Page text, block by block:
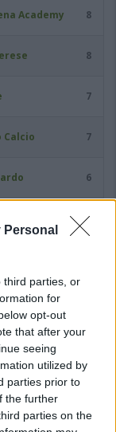
Personal
third parties, or
for
opt-out
that after your
seeing
utilized by
parties prior to
the further
parties on the
Academy 8
8
7
Calcio 7
6
6
1926
Calcio
6